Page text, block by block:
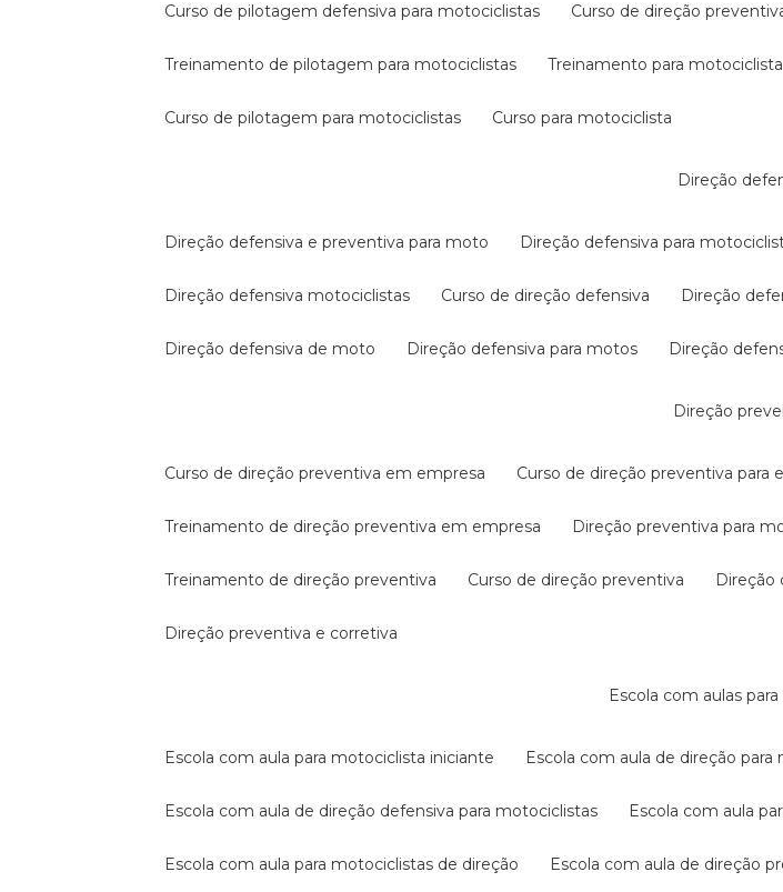
curso de pilotagem defensiva para motociclistas curso de direção
treinamento de pilotagem para motociclistas treinamento para motociclista
curso de pilotagem para motociclistas curso para motociclista
direção
direção defensiva e preventiva para moto direção defensiva para
direção defensiva motociclistas curso de direção defensiva direção
direção defensiva de moto direção defensiva para motos direção
direção
curso de direção preventiva em empresa curso de direção preventiva para
treinamento de direção preventiva em empresa direção preventiva para
treinamento de direção preventiva curso de direção preventiva
direção preventiva e corretiva
escola com aulas
escola com aula para motociclista iniciante escola com aula de direção
escola com aula de direção defensiva para motociclistas escola com aula
escola com aula para motociclistas de direção escola com aula de direção